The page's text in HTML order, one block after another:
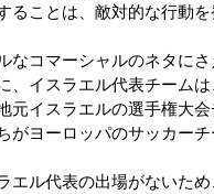
ることは、敵対的な行動
なコマーシャルのネタに
、イスラエル代表チーム
元イスラエルの選手権大
がヨーロッパのサッカー
エル代表の出場がないた